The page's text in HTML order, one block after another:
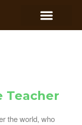
Teacher
the world, who